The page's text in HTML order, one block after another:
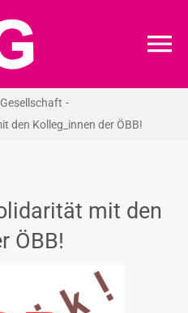
Gesellschaft
den Kolleg_innen der ÖBB!
mit den
ÖBB!